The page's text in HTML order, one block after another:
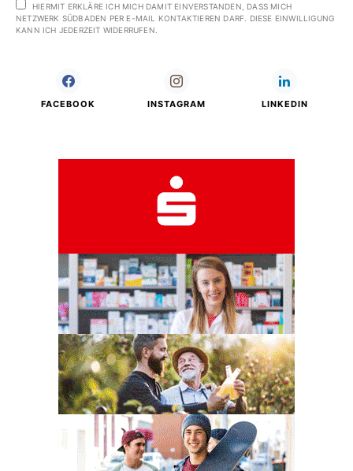
HIERMIT ERKLÄRE ICH MICH DAMIT EINVERSTANDEN, DASS MICH
NETZWERK SÜDBADEN PER E-MAIL KONTAKTIEREN DARF. DIESE EINWILLIGUNG
KANN ICH JEDERZEIT WIDERRUFEN.
FACEBOOK INSTAGRAM LINKEDIN